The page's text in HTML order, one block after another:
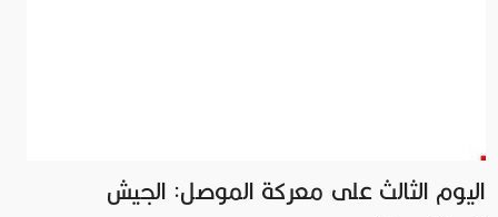
اليوم الثالث على معركة الموصل: الجيش